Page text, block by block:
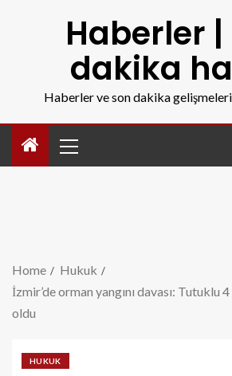
Haberler |
dakika
Haberler ve son dakika
Home
Hukuk
İzmir’de orman yangını davası: Tutuklu
oldu
HUKUK